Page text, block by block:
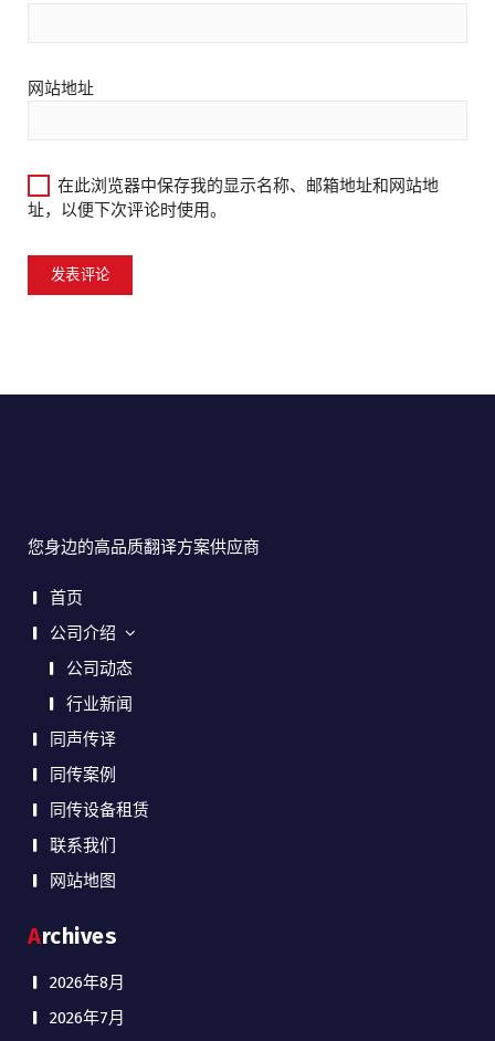
网站地址
在此浏览器中保存我的显示名称、邮箱地址和网站地
址，以便下次评论时使用。
您身边的高品质翻译方案供应商
首页
公司介绍
公司动态
行业新闻
同声传译
同传案例
同传设备租赁
联系我们
网站地图
Archives
2026年8月
2026年7月